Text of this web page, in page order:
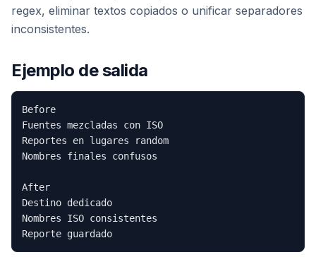
regex, eliminar textos copiados o unificar separadores
inconsistentes.
Ejemplo de salida
Before
Fuentes mezcladas con ISO
Reportes en lugares random
Nombres finales confusos
After
Destino dedicado
Nombres ISO consistentes